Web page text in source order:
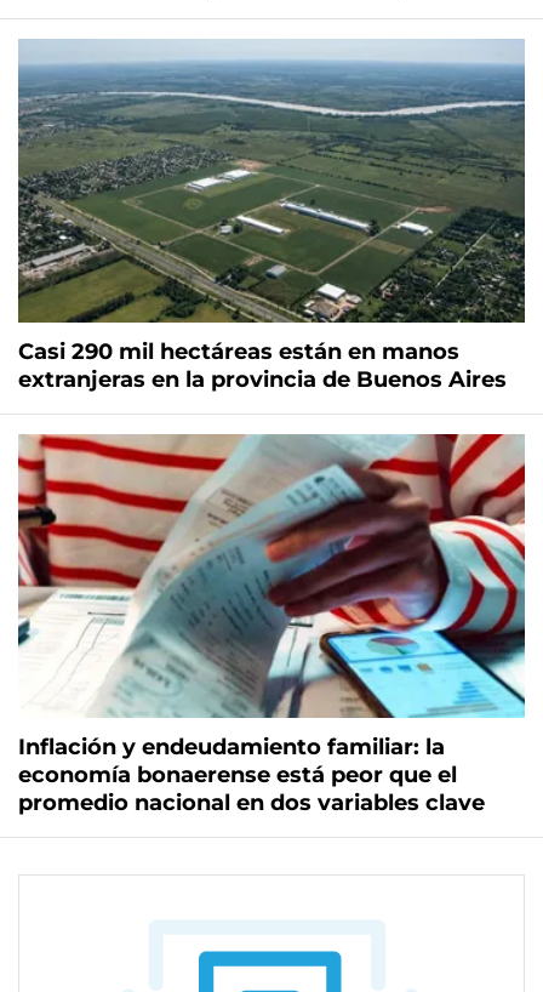
Casi 290 mil hectáreas están en manos
extranjeras en la provincia de Buenos Aires
Inflación y endeudamiento familiar: la
economía bonaerense está peor que el
promedio nacional en dos variables clave